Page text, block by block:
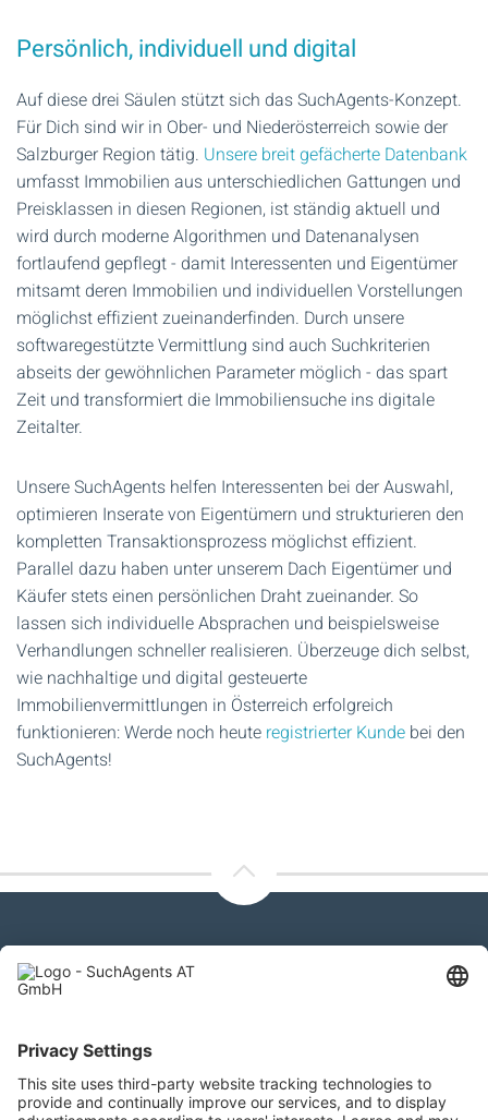
Persönlich, individuell und digital
Auf diese drei Säulen stützt sich das SuchAgents-Konzept.
Für Dich sind wir in Ober- und Niederösterreich sowie der
Salzburger Region tätig. Unsere breit gefächerte Datenbank
umfasst Immobilien aus unterschiedlichen Gattungen und
Preisklassen in diesen Regionen, ist ständig aktuell und
wird durch moderne Algorithmen und Datenanalysen
fortlaufend gepflegt - damit Interessenten und Eigentümer
mitsamt deren Immobilien und individuellen Vorstellungen
möglichst effizient zueinanderfinden. Durch unsere
softwaregestützte Vermittlung sind auch Suchkriterien
abseits der gewöhnlichen Parameter möglich - das spart
Zeit und transformiert die Immobiliensuche ins digitale
Zeitalter.
Unsere SuchAgents helfen Interessenten bei der Auswahl,
optimieren Inserate von Eigentümern und strukturieren den
kompletten Transaktionsprozess möglichst effizient.
Parallel dazu haben unter unserem Dach Eigentümer und
Käufer stets einen persönlichen Draht zueinander. So
lassen sich individuelle Absprachen und beispielsweise
Verhandlungen schneller realisieren. Überzeuge dich selbst,
wie nachhaltige und digital gesteuerte
Immobilienvermittlungen in Österreich erfolgreich
funktionieren: Werde noch heute registrierter Kunde bei den
SuchAgents!
Kontaktieren Sie uns
SuchAgents AT GmbH
Gewerbeallee 13a, 4221 Steyregg
+43 732 266 299